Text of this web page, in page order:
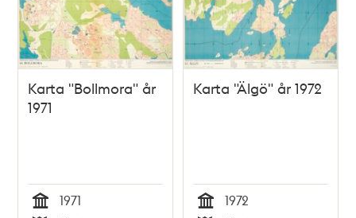
Karta "Bollmora" år
1971
1971
Karta "Älgö" år 1972
1972